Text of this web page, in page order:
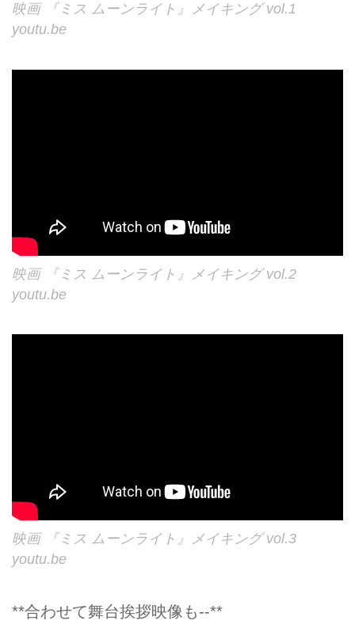
映画 『ミス ムーンライト』メイキング vol.1
youtu.be
映画 『ミス ムーンライト』メイキング vol.2
youtu.be
映画 『ミス ムーンライト』メイキング vol.3
youtu.be
**合わせて舞台挨拶映像も--**